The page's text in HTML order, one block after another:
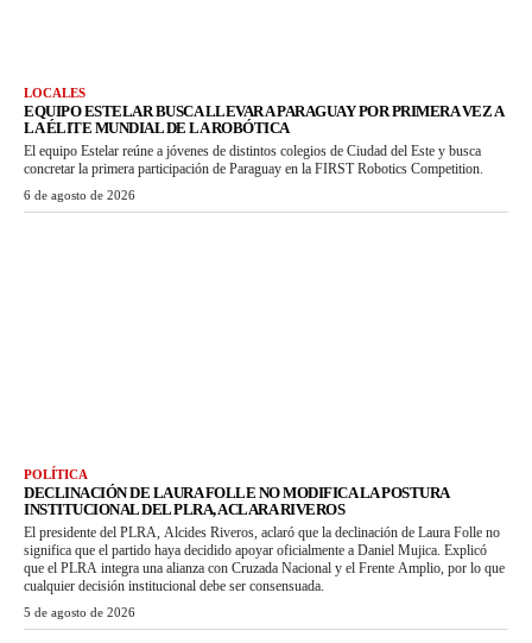
LOCALES
EQUIPO ESTELAR BUSCA LLEVAR A PARAGUAY POR PRIMERA VEZ A
LA ÉLITE MUNDIAL DE LA ROBÓTICA
El equipo Estelar reúne a jóvenes de distintos colegios de Ciudad del Este y busca
concretar la primera participación de Paraguay en la FIRST Robotics Competition.
6 de agosto de 2026
POLÍTICA
DECLINACIÓN DE LAURA FOLLE NO MODIFICA LA POSTURA
INSTITUCIONAL DEL PLRA, ACLARA RIVEROS
El presidente del PLRA, Alcides Riveros, aclaró que la declinación de Laura Folle no
significa que el partido haya decidido apoyar oficialmente a Daniel Mujica. Explicó
que el PLRA integra una alianza con Cruzada Nacional y el Frente Amplio, por lo que
cualquier decisión institucional debe ser consensuada.
5 de agosto de 2026